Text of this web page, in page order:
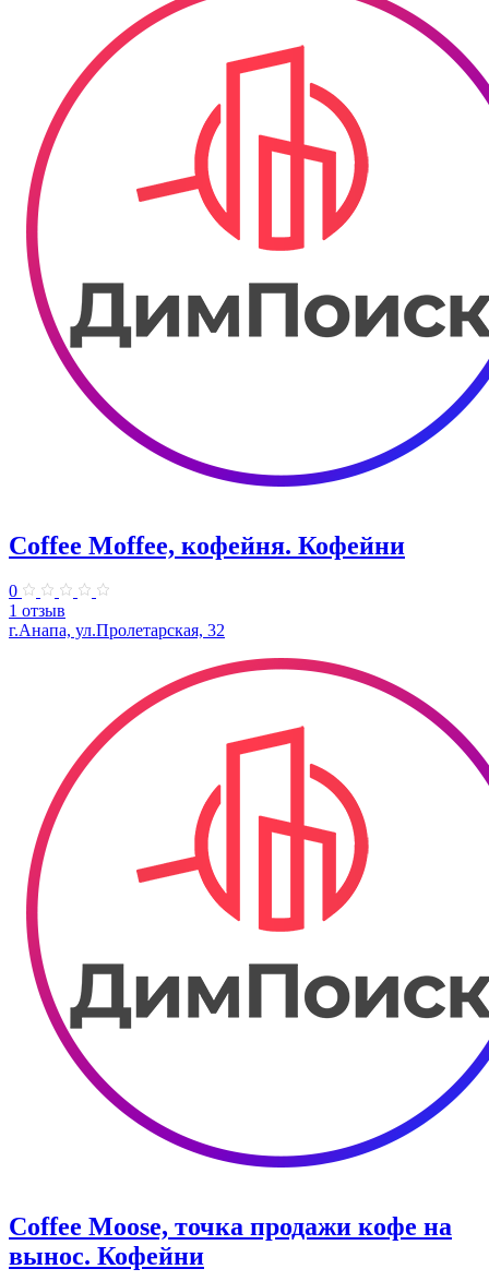
Coffee Moffee, кофейня. Кофейни
0
1 отзыв
г.Анапа, ул.Пролетарская, 32
Coffee Moose, точка продажи кофе на
вынос. Кофейни